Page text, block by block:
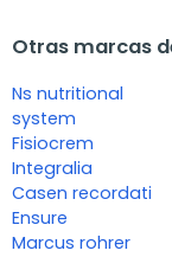
Otras marcas
Ns nutritional
system
Fisiocrem
Integralia
Casen recordati
Ensure
Marcus rohrer